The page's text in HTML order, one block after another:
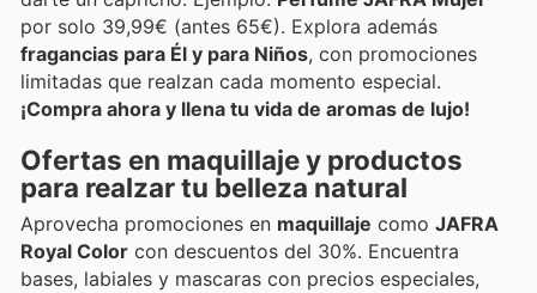
por solo 39,99€ (antes 65€). Explora además
fragancias para Él y para Niños, con promociones
limitadas que realzan cada momento especial.
¡Compra ahora y llena tu vida de aromas de lujo!
Ofertas en maquillaje y productos
para realzar tu belleza natural
Aprovecha promociones en maquillaje como JAFRA
Royal Color con descuentos del 30%. Encuentra
bases, labiales y mascaras con precios especiales,